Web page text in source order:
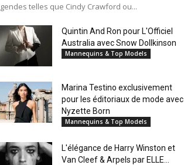
telles que Cindy Crawford ou...
Quintin And Ron pour L'Officiel
Australia avec Snow Dollkinson
Mannequins & Top Models
Marina Testino exclusivement
pour les éditoriaux de mode avec
Nyzette Born
Mannequins & Top Models
L'élégance de Harry Winston et
Van Cleef & Arpels par ELLE...